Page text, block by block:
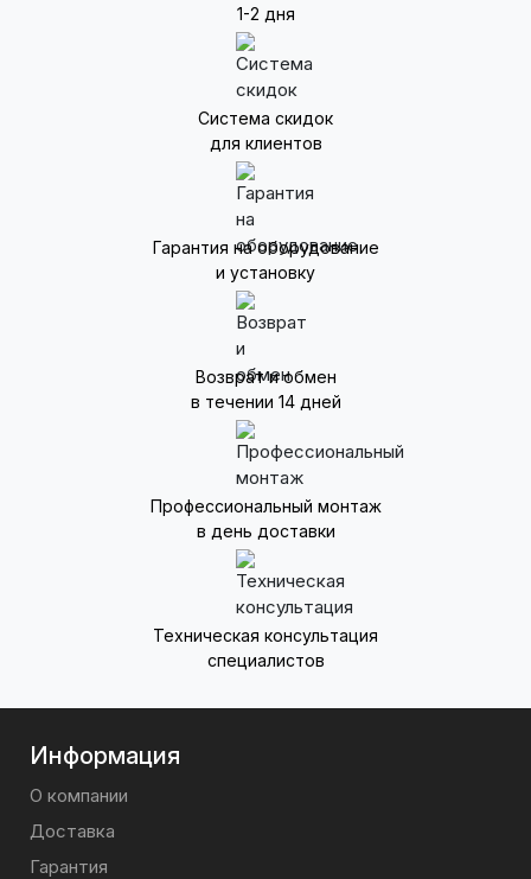
1-2 дня
Система скидок
для клиентов
Гарантия на оборудование
и установку
Возврат и обмен
в течении 14 дней
Профессиональный монтаж
в день доставки
Техническая консультация
специалистов
Информация
О компании
Доставка
Гарантия